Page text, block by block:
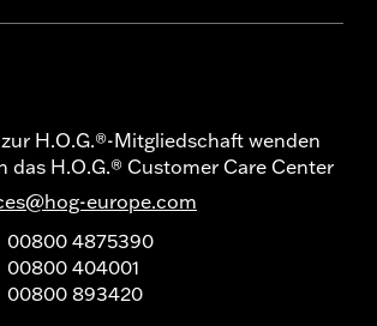
H.O.G.®-Mitgliedschaft wenden
das H.O.G.® Customer Care Center
europe.com
00800 4875390
00800 404001
00800 893420